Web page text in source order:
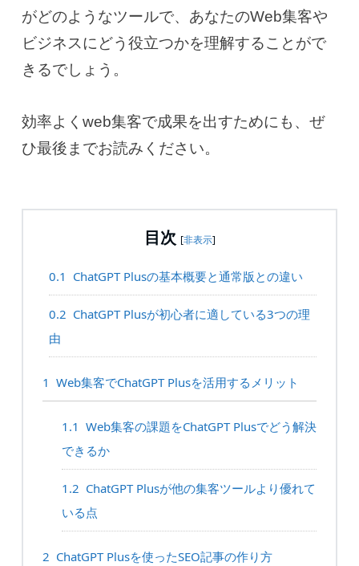
がどのようなツールで、あなたのWeb集客や
ビジネスにどう役立つかを理解することがで
きるでしょう。
効率よくweb集客で成果を出すためにも、ぜ
ひ最後までお読みください。
目次 [非表示]
0.1 ChatGPT Plusの基本概要と通常版との違い
0.2 ChatGPT Plusが初心者に適している3つの理
由
1 Web集客でChatGPT Plusを活用するメリット
1.1 Web集客の課題をChatGPT Plusでどう解決
できるか
1.2 ChatGPT Plusが他の集客ツールより優れて
いる点
2 ChatGPT Plusを使ったSEO記事の作り方